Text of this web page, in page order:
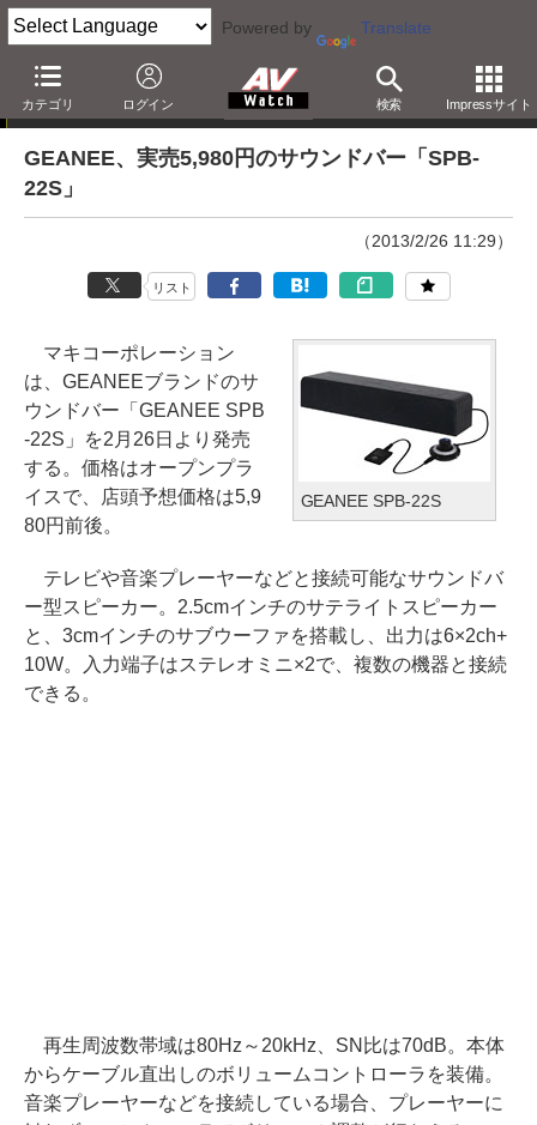
Powered by Translate
カテゴリ ログイン 検索 Impressサイト
ニュース
GEANEE、実売5,980円のサウンドバー「SPB-
22S」
（2013/2/26 11:29）
リスト
GEANEE SPB-22S
マキコーポレーション
は、GEANEEブランドのサ
ウンドバー「GEANEE SPB
-22S」を2月26日より発売
する。価格はオープンプラ
イスで、店頭予想価格は5,9
80円前後。
テレビや音楽プレーヤーなどと接続可能なサウンドバ
ー型スピーカー。2.5cmインチのサテライトスピーカー
と、3cmインチのサブウーファを搭載し、出力は6×2ch+
10W。入力端子はステレオミニ×2で、複数の機器と接続
できる。
再生周波数帯域は80Hz～20kHz、SN比は70dB。本体
からケーブル直出しのボリュームコントローラを装備。
音楽プレーヤーなどを接続している場合、プレーヤーに